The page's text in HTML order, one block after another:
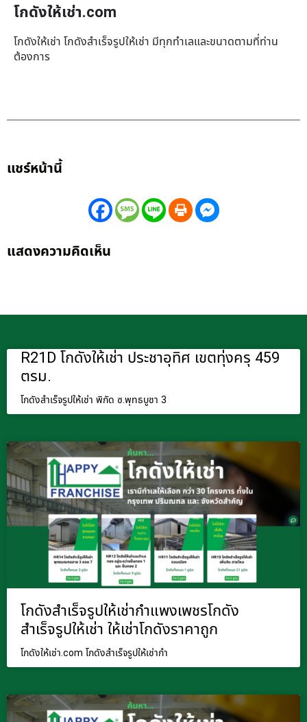
โกดังให้เช่า.com
โกดังให้เช่า โกดังสำเร็จรูปให้เช่า มีทุกทำเล​และขนาดตามที่ท่าน
ต้องการ
แชร์หน้านี้
แสดงความคิดเห็น
R21D โกดังให้เช่า ประชาอุทิศ เขตทุ่งครุ 459
ตรม.
โกดังสำเร็จรูปให้เช่า พิกัด ซ.พุทธบูชา 3
โกดังสำเร็จรูปให้เช่ากำแพงเพชรโกดัง
สำเร็จรูปให้เช่า ให้เช่าโกดังราคาถูก
โกดังให้เช่า.com โกดังสำเร็จรูปให้เช่ากำ